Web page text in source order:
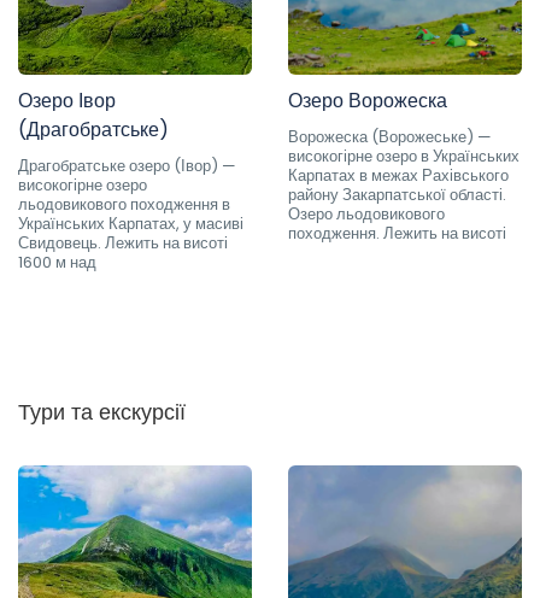
Озеро Івор
(Драгобратське)
Драгобратське озеро (Івор) —
високогірне озеро
льодовикового походження в
Українських Карпатах, у масиві
Свидовець. Лежить на висоті
1600 м над
Озеро Ворожеска
Ворожеска (Ворожеське) —
високогірне озеро в Українських
Карпатах в межах Рахівського
району Закарпатської області.
Озеро льодовикового
походження. Лежить на висоті
Тури та екскурсії